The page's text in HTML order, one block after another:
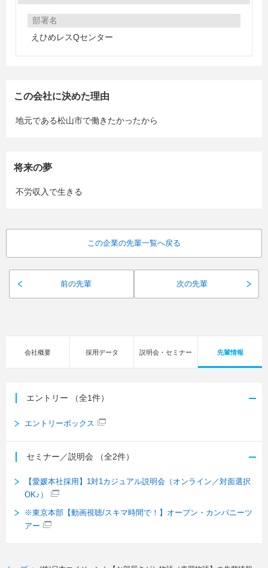
部署名
えひめレスQセンター
この会社に決めた理由
地元である松山市で働きたかったから
将来の夢
不労収入で生きる
前の先輩
この企業の先輩一覧へ戻る
次の先輩
会社概要 採用データ 説明会・セミナー 先輩情報
エントリー （全1件）
エントリーボックス
セミナー／説明会 （全2件）
【愛媛本社採用】1対1カジュアル説明会（オンライン／対面選択
OK♪）
※東京本部【動画視聴/スキマ時間で！】オープン・カンパニーツ
アー